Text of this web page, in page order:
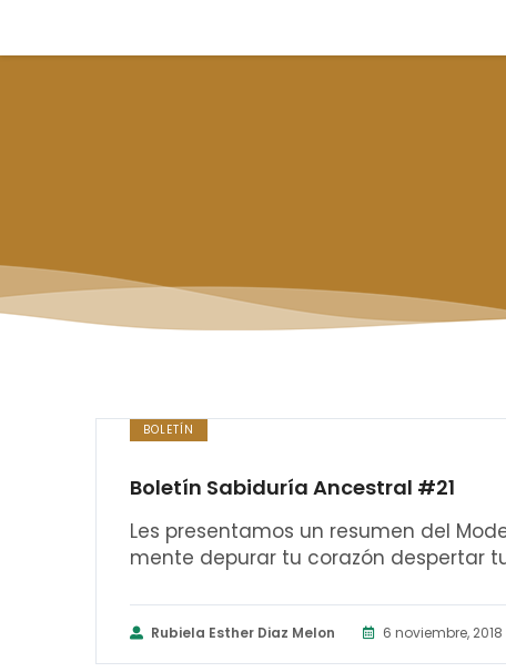
BOLETÍN
Boletín Sabiduría Ancestral #21
Les presentamos un resumen del
mente depurar tu corazón despertar
Rubiela Esther Diaz Melon 6 noviembre, 2018